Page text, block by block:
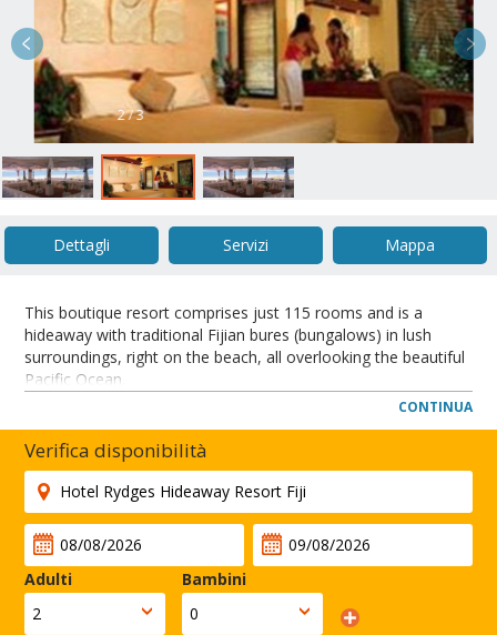
2 / 3
Dettagli Servizi Mappa
This boutique resort comprises just 115 rooms and is a
hideaway with traditional Fijian bures (bungalows) in lush
surroundings, right on the beach, all overlooking the beautiful
Pacific Ocean.
Il Fiji Hideaway Resort Fiji è una proprietà favolosa situata
turistico di lusso, con sole 115 camere, l'Hideaway propone i
tradizionali Bures delle Fiji in un ambiente lussureggiante
proprio sulla spiaggia, tutti affacciati sul bellissimo Oceano
Pacifico.
CONTINUA
Verifica disponibilità
Adulti Bambini